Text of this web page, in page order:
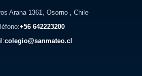
Arana 1361, Osorno , Chile
+56 642223200
colegio@sanmateo.cl